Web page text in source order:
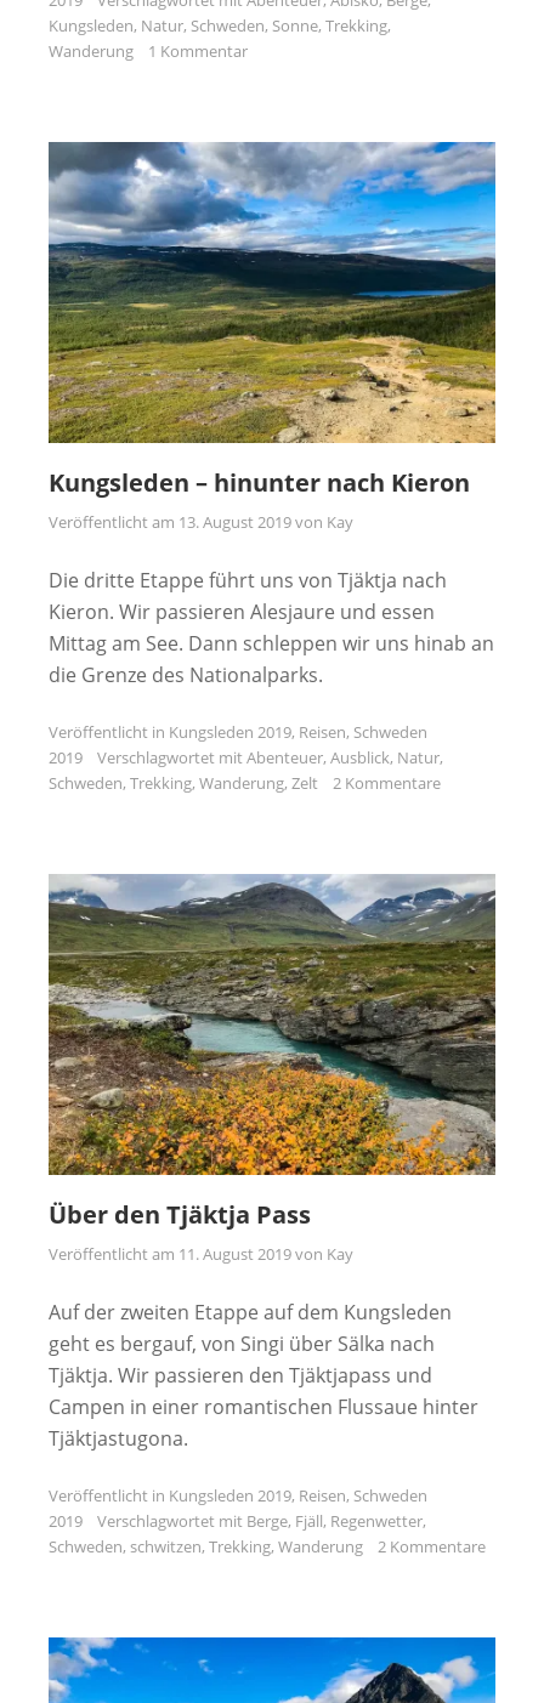
Kungsleden, Natur, Schweden, Sonne, Trekking,
Wanderung
1 Kommentar
Kungsleden – hinunter nach Kieron
Veröffentlicht am 13. August 2019von Kay
Die dritte Etappe führt uns von Tjäktja nach
Kieron. Wir passieren Alesjaure und essen
Mittag am See. Dann schleppen wir uns hinab an
die Grenze des Nationalparks.
Veröffentlicht in Kungsleden 2019, Reisen, Schweden
2019
Verschlagwortet mitAbenteuer, Ausblick, Natur,
Schweden, Trekking, Wanderung, Zelt 2 Kommentare
Über den Tjäktja Pass
Veröffentlicht am 11. August 2019von Kay
Auf der zweiten Etappe auf dem Kungsleden
geht es bergauf, von Singi über Sälka nach
Tjäktja. Wir passieren den Tjäktjapass und
Campen in einer romantischen Flussaue hinter
Tjäktjastugona.
Veröffentlicht in Kungsleden 2019, Reisen, Schweden
2019
Verschlagwortet mit Berge, Fjäll, Regenwetter,
Schweden, schwitzen, Trekking, Wanderung 2 Kommentare